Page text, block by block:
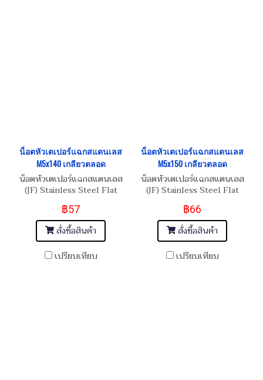
น็อตหัวเตเปอร์แฉกสแตนเลส
M5x140 เกลียวตลอด
น็อตหัวเตเปอร์แฉกสแตนเลส
(JF) Stainless Steel Flat
Phillip Taper Head Screw
M5x0.8x140
฿57
สั่งซื้อสินค้า
เปรียบเทียบ
น็อตหัวเตเปอร์แฉกสแตนเลส
M5x150 เกลียวตลอด
น็อตหัวเตเปอร์แฉกสแตนเลส
(JF) Stainless Steel Flat
Phillip Taper Head Screw
M5x0.8x150
฿66
สั่งซื้อสินค้า
เปรียบเทียบ